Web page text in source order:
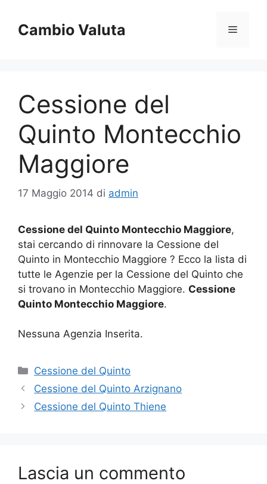
contenuto
Cambio Valuta Menu
Cessione del
Quinto Montecchio
Maggiore
17 Maggio 2014 di admin
Cessione del Quinto Montecchio Maggiore,
stai cercando di rinnovare la Cessione del
Quinto in Montecchio Maggiore ? Ecco la lista di
tutte le Agenzie per la Cessione del Quinto che
si trovano in Montecchio Maggiore. Cessione
Quinto Montecchio Maggiore.
Nessuna Agenzia Inserita.
Categorie
Cessione del Quinto
Cessione del Quinto Arzignano
Cessione del Quinto Thiene
Lascia un commento